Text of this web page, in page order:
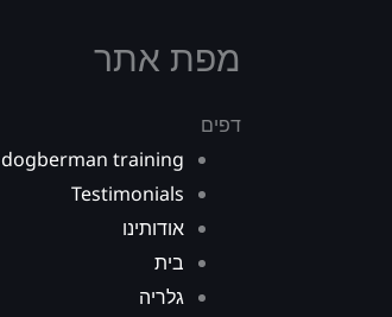
מפת אתר
דפים
dogberman training
Testimonials
אודותינו
בית
גלריה